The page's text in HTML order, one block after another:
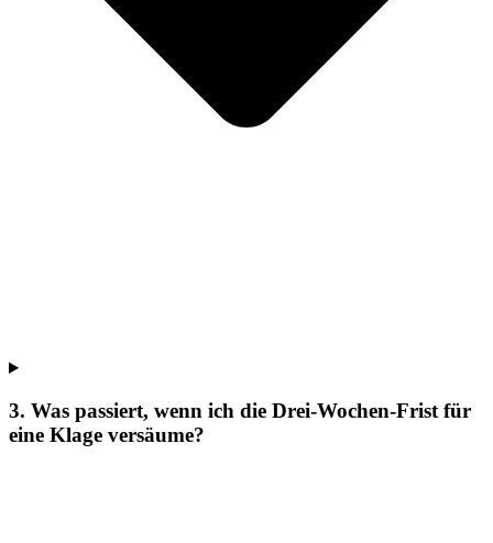
3. Was passiert, wenn ich die Drei-Wochen-Frist für
eine Klage versäume?